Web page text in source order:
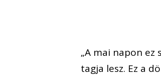
„A mai napon ez
tagja lesz. Ez a